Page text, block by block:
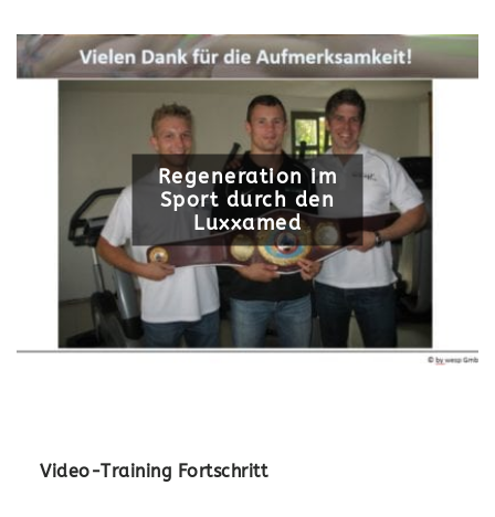
Regeneration im
Sport durch den
Luxxamed
Video-Training Fortschritt